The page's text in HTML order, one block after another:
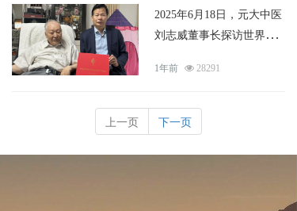
2025年6月18日，元大中医
刘志威董事长探访世界生
1年前 28291
上一页 下一页